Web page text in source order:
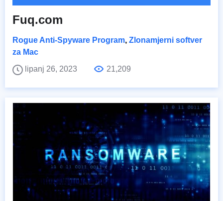
Fuq.com
Rogue Anti-Spyware Program, Zlonamjerni softver
za Mac
lipanj 26, 2023
21,209